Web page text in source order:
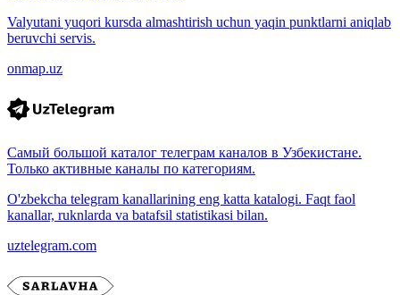
Valyutani yuqori kursda almashtirish uchun yaqin punktlarni aniqlab
beruvchi servis.
onmap.uz
Самый большой каталог телеграм каналов в Узбекистане.
Только активные каналы по категориям.
O'zbekcha telegram kanallarining eng katta katalogi. Faqt faol
kanallar, ruknlarda va batafsil statistikasi bilan.
uztelegram.com